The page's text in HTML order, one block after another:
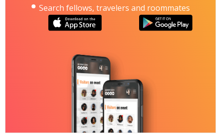
Search fellows, travelers and roommates